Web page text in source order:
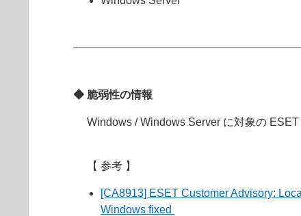
◆ 脆弱性の情報
Windows / Windows Server に対象の
【 参考 】
[CA8913] ESET Customer Advisory:
Windows fixed